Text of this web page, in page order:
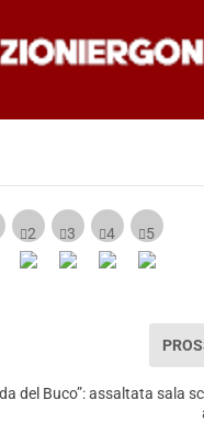
del Buco”: assaltata sala